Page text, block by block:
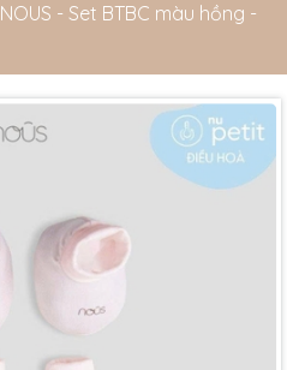
NOUS - Set BTBC màu hồng -